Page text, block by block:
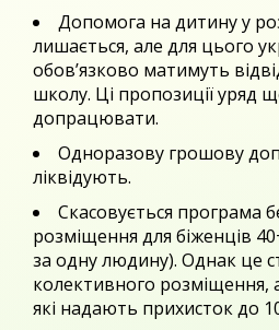
Допомога на дитину у
лишається, але для цього
обов’язково матимуть
школу. Ці пропозиції уряд
допрацювати.
Одноразову грошову
ліквідують.
Скасовується програма
розміщення для біженців
за одну людину). Однак це
колективного розміщення,
які надають прихисток до